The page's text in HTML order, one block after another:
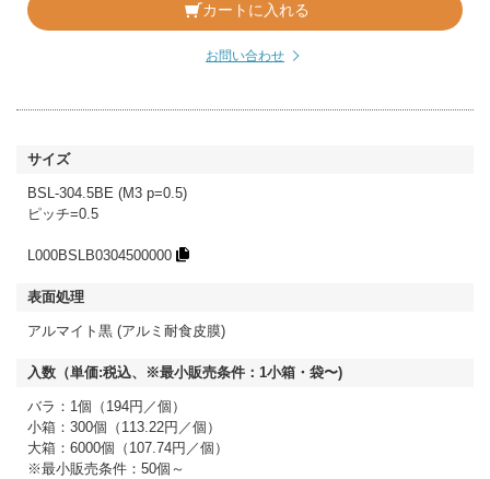
カートに入れる
お問い合わせ
BSL-304.5BE (M3 p=0.5)
ピッチ=0.5
L000BSLB0304500000
アルマイト黒 (アルミ耐食皮膜)
バラ：1個（194円／個）
小箱：300個（113.22円／個）
大箱：6000個（107.74円／個）
※最小販売条件：50個～